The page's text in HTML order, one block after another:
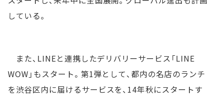
している。
また、LINEと連携したデリバリーサービス「LINE
WOW」もスタート。第1弾として、都内の名店のランチ
を渋谷区内に届けるサービスを、14年秋にスタートす